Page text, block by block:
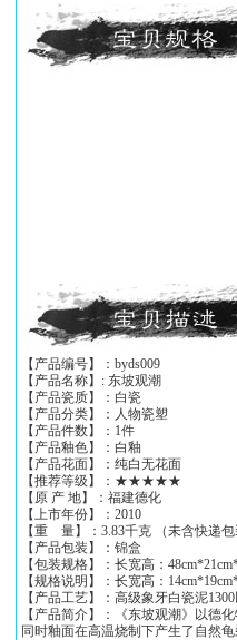
【产品编号】：byds009
【产品名称】: 东坡观潮
【产品瓷质】：白瓷
【产品分类】：人物瓷塑
【产品件数】：1件
【产品釉色】：白釉
【产品花面】：纯白无花面
【推荐等级】：★★★★★
【原 产 地】：福建德化
【上市年份】：2010
【重 量】：3.83千克 （未含快递包
【产品包装】：锦盒
【包装规格】：长宽高：
【规格说明】：长宽高：
【产品工艺】：高级象牙白瓷泥
【产品简介】：《东坡观潮》以德
同时釉面在高温烧制下产生了自然